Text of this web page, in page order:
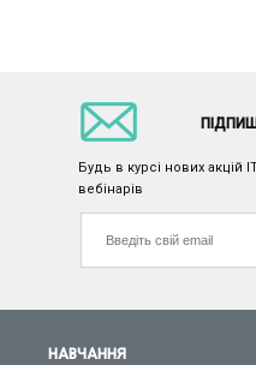
НАВЧАННЯ
Будь в курсі нових акцій
вебінарів